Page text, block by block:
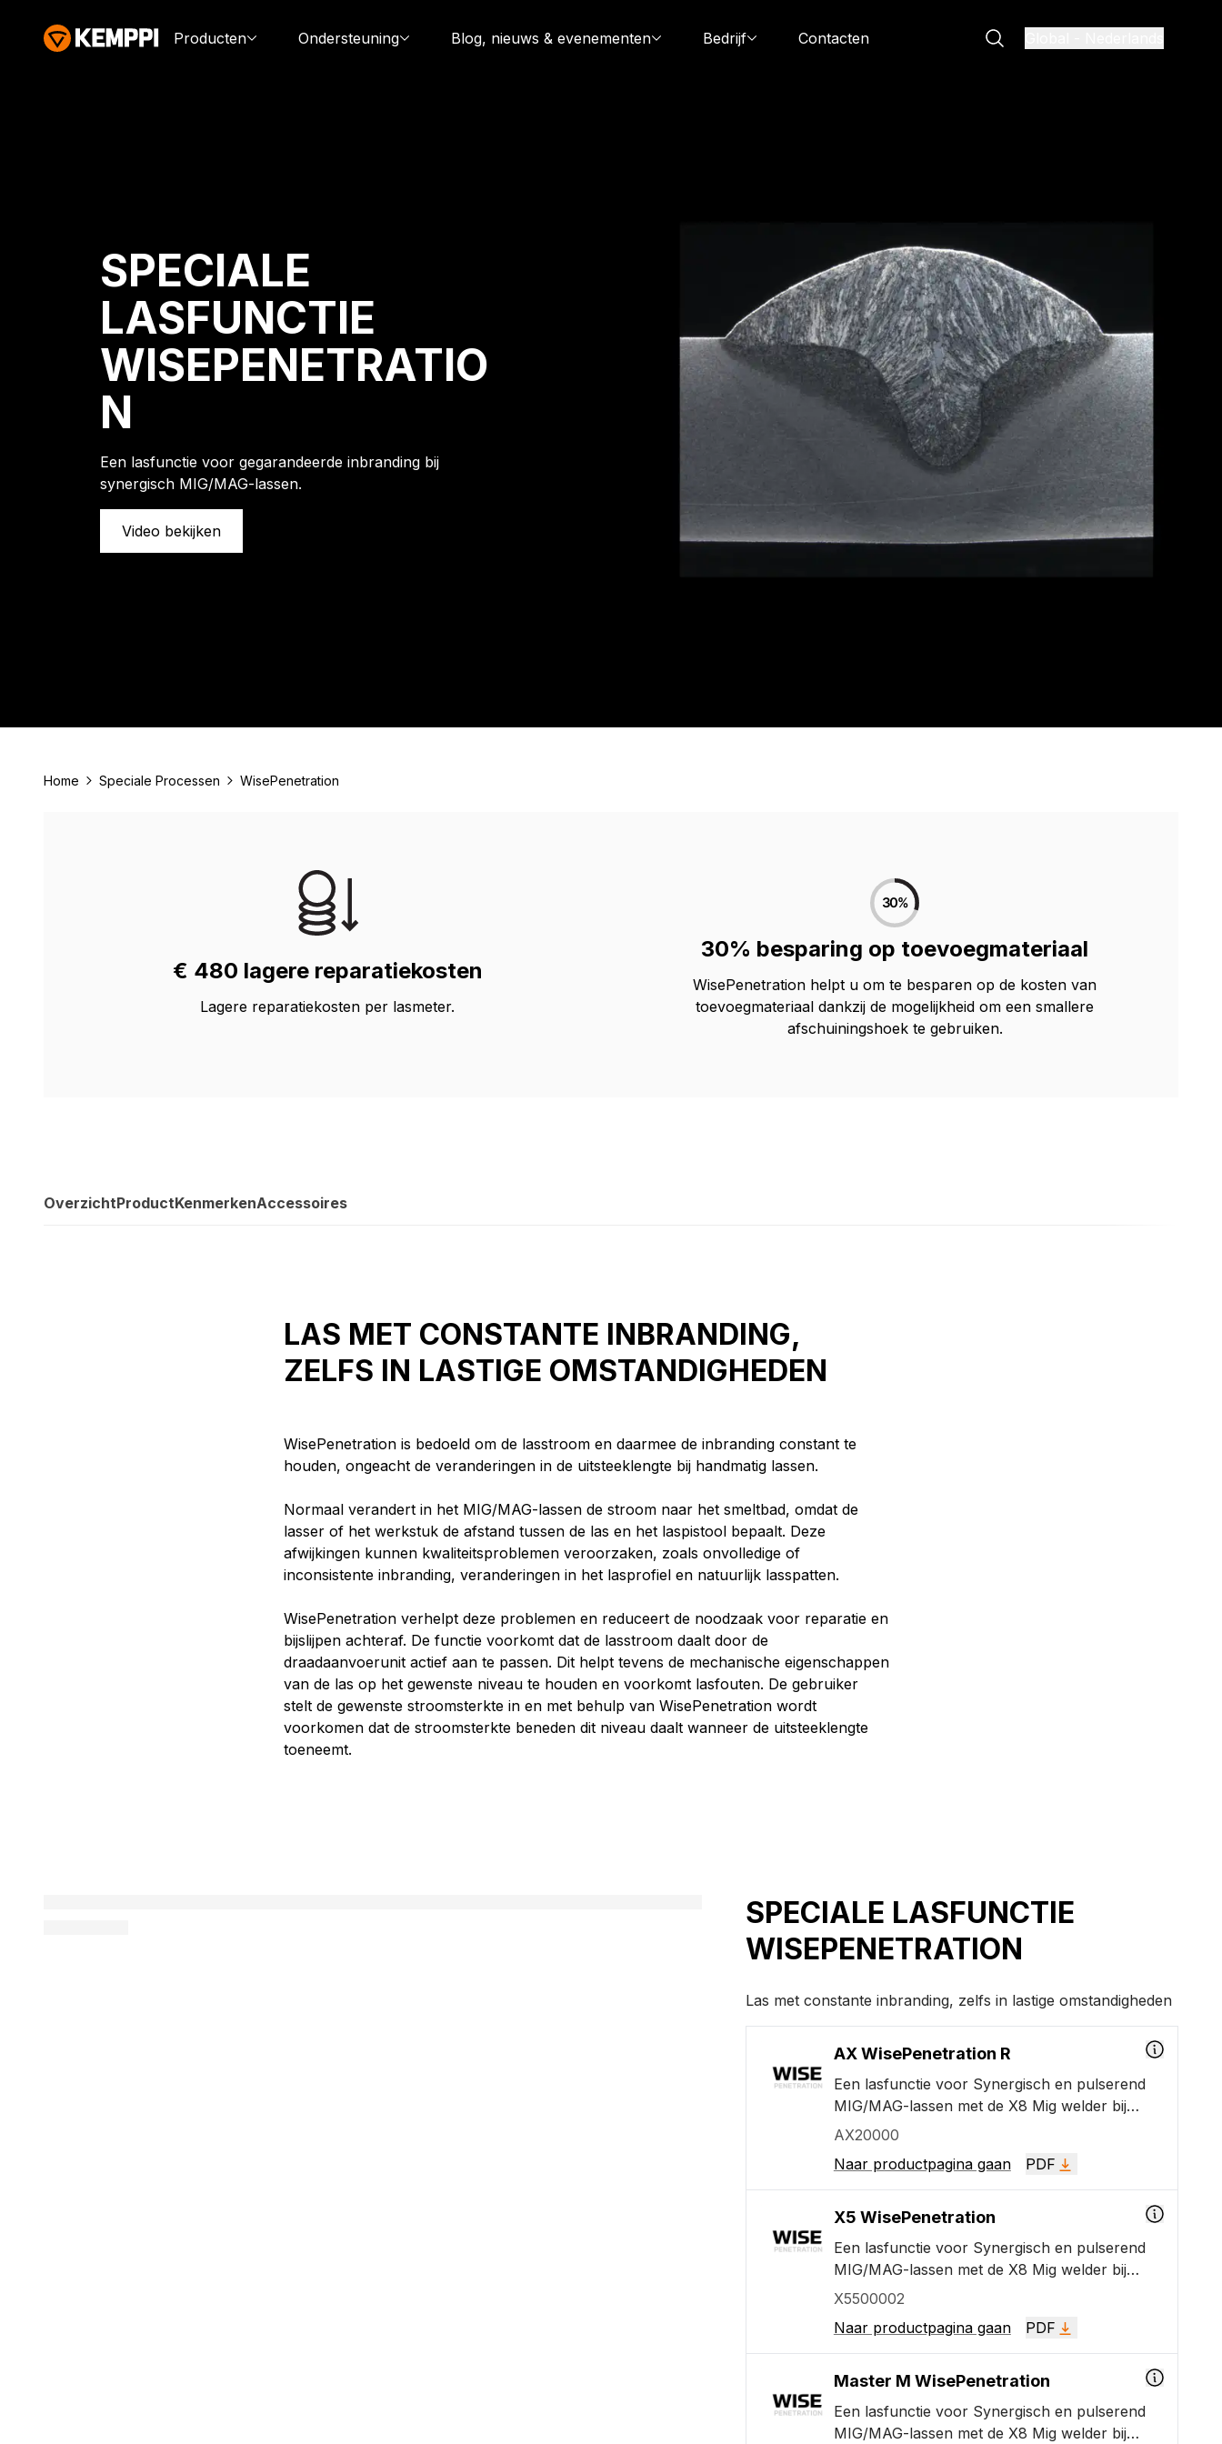
Producten Ondersteuning Blog, nieuws & evenementen Bedrijf Contacten
SPECIALE
LASFUNCTIE
WISEPENETRATIO
N
Een lasfunctie voor gegarandeerde inbranding bij
synergisch MIG/MAG-lassen.
Video bekijken
Home Speciale Processen WisePenetration
€ 480 lagere reparatiekosten
Lagere reparatiekosten per lasmeter.
30% besparing op toevoegmateriaal
WisePenetration helpt u om te besparen op de kosten van
toevoegmateriaal dankzij de mogelijkheid om een smallere
afschuiningshoek te gebruiken.
OverzichtProductKenmerkenAccessoires
LAS MET CONSTANTE INBRANDING,
ZELFS IN LASTIGE OMSTANDIGHEDEN
WisePenetration is bedoeld om de lasstroom en daarmee de inbranding constant te
houden, ongeacht de veranderingen in de uitsteeklengte bij handmatig lassen.
Normaal verandert in het MIG/MAG-lassen de stroom naar het smeltbad, omdat de
lasser of het werkstuk de afstand tussen de las en het laspistool bepaalt. Deze
afwijkingen kunnen kwaliteitsproblemen veroorzaken, zoals onvolledige of
inconsistente inbranding, veranderingen in het lasprofiel en natuurlijk lasspatten.
WisePenetration verhelpt deze problemen en reduceert de noodzaak voor reparatie en
bijslijpen achteraf. De functie voorkomt dat de lasstroom daalt door de
draadaanvoerunit actief aan te passen. Dit helpt tevens de mechanische eigenschappen
van de las op het gewenste niveau te houden en voorkomt lasfouten. De gebruiker
stelt de gewenste stroomsterkte in en met behulp van WisePenetration wordt
voorkomen dat de stroomsterkte beneden dit niveau daalt wanneer de uitsteeklengte
toeneemt.
SPECIALE LASFUNCTIE
WISEPENETRATION
Las met constante inbranding, zelfs in lastige omstandigheden
AX WisePenetration R
Een lasfunctie voor Synergisch en pulserend
MIG/MAG-lassen met de X8 Mig welder bij
staal, SS en Alu die de inbrandingsdiepte
tussen het draadmondstuk en het
werkoppervlak. Houdt de lasstroom stabiel
onder alle omstandigheden.
AX20000
Naar productpagina gaan
PDF
X5 WisePenetration
Een lasfunctie voor Synergisch en pulserend
MIG/MAG-lassen met de X8 Mig welder bij
staal, SS en Alu die de inbrandingsdiepte
tussen het draadmondstuk en het
werkoppervlak. Houdt de lasstroom stabiel
onder alle omstandigheden.
X5500002
Naar productpagina gaan
PDF
Master M WisePenetration
Een lasfunctie voor Synergisch en pulserend
MIG/MAG-lassen met de X8 Mig welder bij